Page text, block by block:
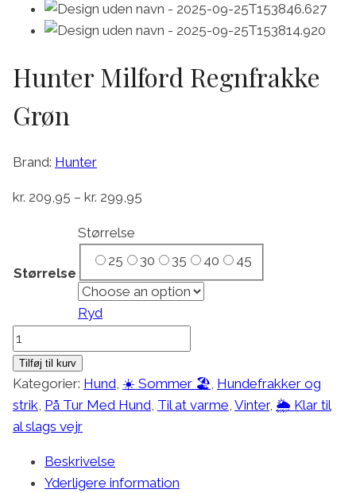
Hunter Milford Regnfrakke
Grøn
Brand: Hunter
kr. 209,95 – kr. 299,95
kr. 299,95
Størrelse
Størrelse
25
30 35 40 45
Ryd
Hunter
Milford
Regnfrakke
Grøn
antal
Tilføj til kurv
Kategorier: Hund ☀️ Sommer 🏖️ Hundefrakker og
strik På Tur Med Hund Til at varme Vinter, 🌦 Klar til
al slags vejr
Beskrivelse
Yderligere information